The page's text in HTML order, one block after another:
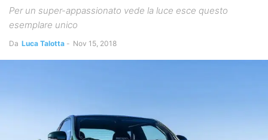
Per un super-appassionato vede la luce esce questo
esemplare unico
Da Luca Talotta - Nov 15, 2018